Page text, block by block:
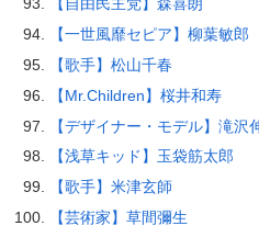
【自由民主党】森喜朗
【一世風靡セピア】柳葉敏郎
【歌手】松山千春
【Mr.Children】桜井和寿
【デザイナー・モデル】滝沢
【浅草キッド】玉袋筋太郎
【歌手】米津玄師
【芸術家】草間彌生